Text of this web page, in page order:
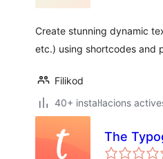
Create stunning dynamic
etc.) using shortcodes and
Filikod
40+ instal·lacions
The